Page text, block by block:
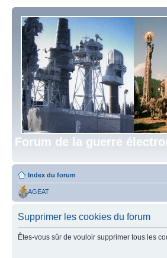
Forum de la guerre
Index du forum
AGEAT
Supprimer les cookies du forum
Êtes-vous sûr de vouloir supprimer tous les